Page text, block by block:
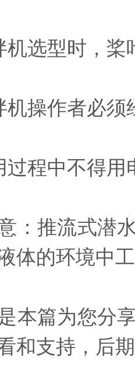
型时，桨
作者必须
中不得用
推流式潜水
体的环境中
篇为您分享
和支持，后